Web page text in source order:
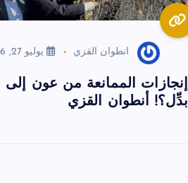
انطوان القزي يوليو 27, 2026
إنجازات الممانعة من عون إلى
بدِّل؟! أنطوان القزي